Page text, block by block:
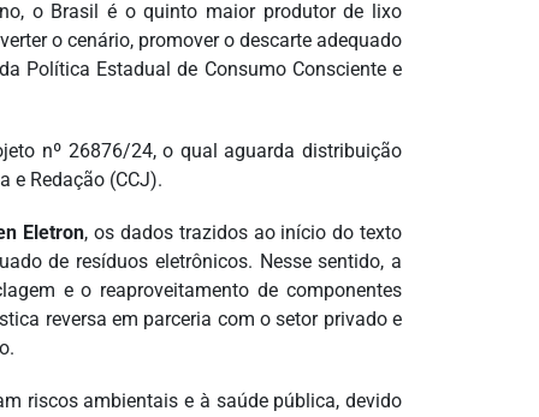
o Brasil é o quinto maior produtor de lixo
o cenário, promover o descarte adequado
Política Estadual de Consumo Consciente e
nº 26876/24, o qual aguarda distribuição
e Redação (CCJ).
Eletron, os dados trazidos ao início do texto
de resíduos eletrônicos. Nesse sentido, a
e o reaproveitamento de componentes
reversa em parceria com o setor privado e
riscos ambientais e à saúde pública, devido